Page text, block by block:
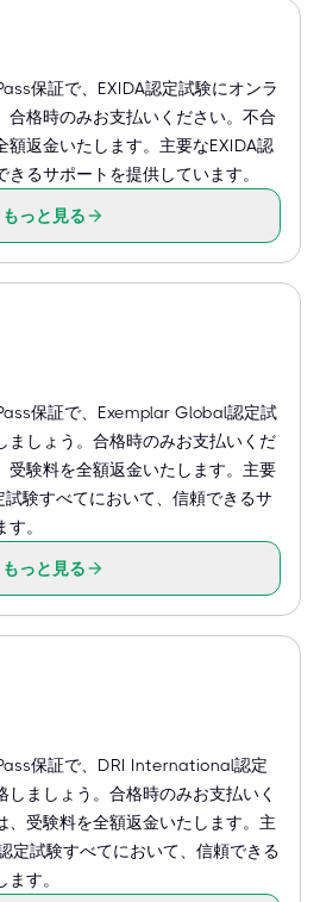
保証で、EXIDA認定試験にオンラ
合格時のみお支払いください。不合
額返金いたします。主要なEXIDA認
るサポートを提供しています。
もっと見る
保証で、Exemplar Global認定試
ましょう。合格時のみお支払いくだ
受験料を全額返金いたします。主要
験すべてにおいて、信頼できるサ
。
もっと見る
保証で、DRI International認定
ましょう。合格時のみお支払いく
、受験料を全額返金いたします。主
試験すべてにおいて、信頼できる
す。